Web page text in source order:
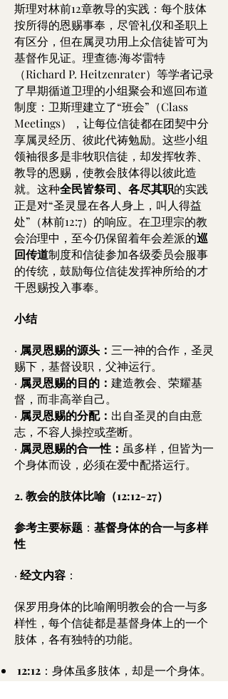
斯理对林前12章教导的实践：每个肢体
按所得的恩赐事奉，尽管礼仪和圣职上
有区分，但在属灵功用上众信徒皆可为
基督作见证。理查德·海岑雷特
（Richard P. Heitzenrater）等学者记录
了早期循道卫理的小组聚会和巡回布道
制度：卫斯理建立了“班会”（Class
Meetings），让每位信徒都在团契中分
享属灵经历、彼此代祷勉励。这些小组
领袖很多是非牧职信徒，却发挥牧养、
教导的恩赐，使教会肢体得以彼此造
就。这种全民皆祭司、各尽其职的实践
正是对“圣灵显在各人身上，叫人得益
处”（林前12:7）的响应。在卫理宗的教
会治理中，至今仍保留着年会差派的巡
回传道制度和信徒参加各级委员会服事
的传统，鼓励每位信徒发挥神所给的才
干恩赐投入事奉。
小结
· 属灵恩赐的源头： 三一神的合作，圣灵
赐下，基督设职，父神运行。
· 属灵恩赐的目的： 建造教会、荣耀基
督，而非高举自己。
· 属灵恩赐的分配： 出自圣灵的自由意
志，不容人操控或垄断。
· 属灵恩赐的合一性： 虽多样，但皆为一
个身体而设，必须在爱中配搭运行。
2. 教会的肢体比喻（12:12-27）
参考主要标题 ： 基督身体的合一与多样
性
· 经文内容 ：
保罗用身体的比喻阐明教会的合一与多
样性，每个信徒都是基督身体上的一个
肢体，各有独特的功能。
12:12 ：身体虽多肢体，却是一个身体。